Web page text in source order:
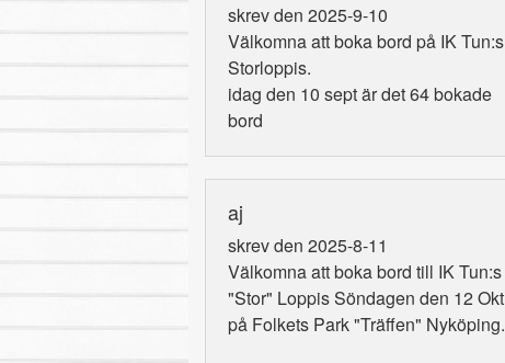
skrev den 2025-9-10
Välkomna att boka bord på IK Tun:s
Storloppis.
idag den 10 sept är det 64 bokade
bord
aj
skrev den 2025-8-11
Välkomna att boka bord till IK Tun:s
"Stor" Loppis Söndagen den 12 Okt
på Folkets Park "Träffen" Nyköping.